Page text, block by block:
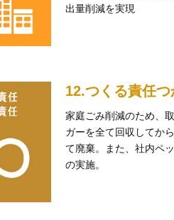
出量削減を実現
12.つくる責任
家庭ごみ削減のため、
ガーを全て回収してか
て廃棄。また、社内ペ
の実施。